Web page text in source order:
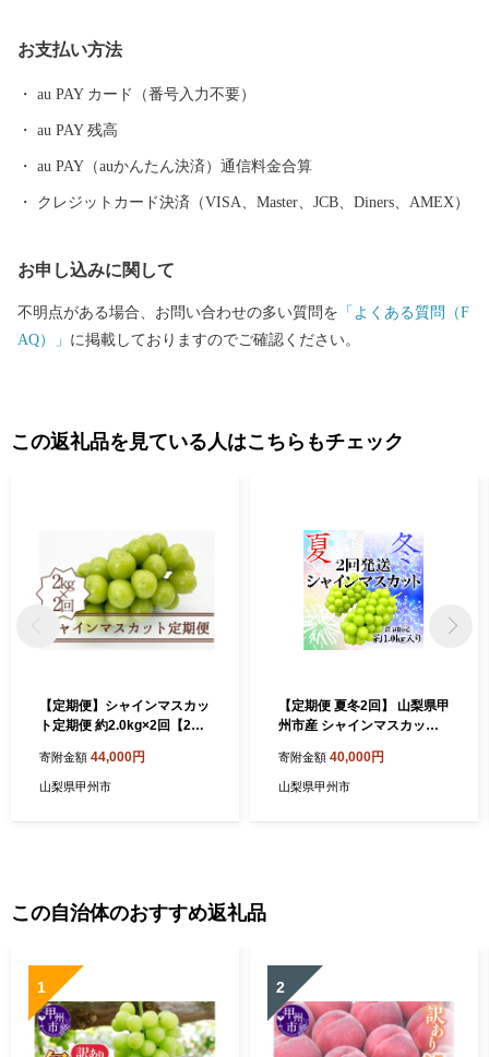
お支払い方法
au PAY カード（番号入力不要）
au PAY 残高
au PAY（auかんたん決済）通信料金合算
クレジットカード決済（VISA、Master、JCB、Diners、AMEX）
お申し込みに関して
不明点がある場合、お問い合わせの多い質問を 「よくある質問（F
AQ）」 に掲載しておりますのでご確認ください。
この返礼品を見ている人はこちらもチェック
【定期便】シャインマスカッ
ト定期便 約2.0kg×2回【202
【シャインマスカット 葡萄
ぶどう ブドウ 令和8年発送
寄附金額 44,000円
山梨県甲州市
【定期便 夏冬2回】 山梨県甲
州市産 シャインマスカット
送】（HNT）D6-411 【シャ
インマスカット 葡萄 ぶどう
寄附金額 40,000円
山梨県甲州市
この自治体のおすすめ返礼品
1 2